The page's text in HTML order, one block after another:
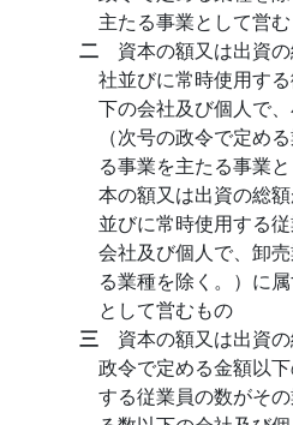
主たる事業として営
二 資本の額又は出資
社並びに常時使用す
下の会社及び個人で
（次号の政令で定め
る事業を主たる事業
本の額又は出資の総
並びに常時使用する
会社及び個人で、卸
る業種を除く。）に
として営むもの
三 資本の額又は出資
政令で定める金額以
する従業員の数がそ